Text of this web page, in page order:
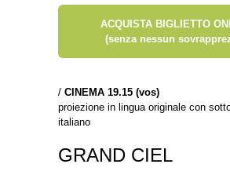
ACQUISTA BIGLIETTO
(senza nessun
/ CINEMA 19.15 (vos)
proiezione in lingua originale con
italiano
GRAND CIEL